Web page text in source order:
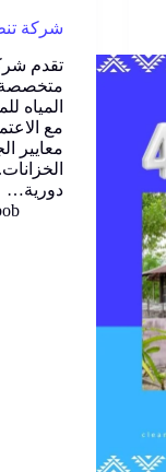
شركة
تقدم
متخصصة
المياه
مع
معايير
دورية…